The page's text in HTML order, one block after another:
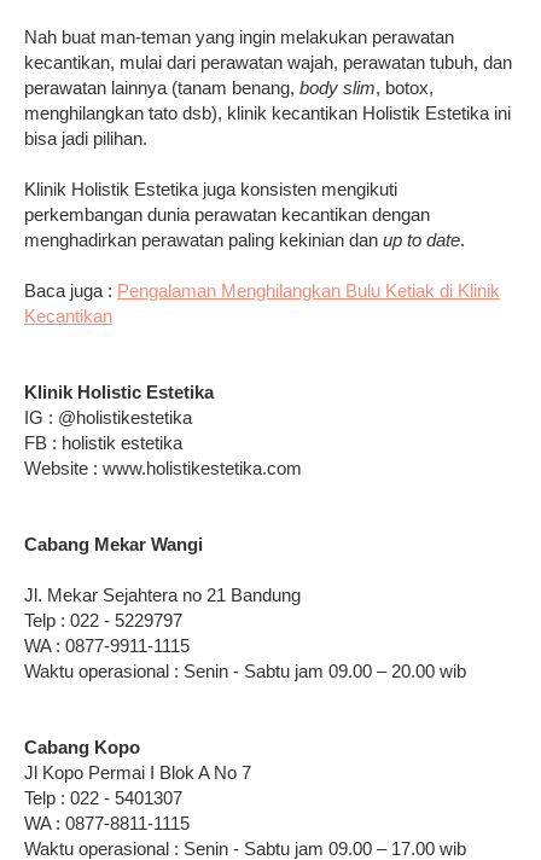
Nah buat man-teman yang ingin melakukan perawatan
kecantikan, mulai dari perawatan wajah, perawatan tubuh, dan
perawatan lainnya (tanam benang, body slim, botox,
menghilangkan tato dsb), klinik kecantikan Holistik Estetika ini
bisa jadi pilihan.
Klinik Holistik Estetika juga konsisten mengikuti
perkembangan dunia perawatan kecantikan dengan
menghadirkan perawatan paling kekinian dan up to date.
Baca juga : Pengalaman Menghilangkan Bulu Ketiak di Klinik
Kecantikan
Klinik Holistic Estetika
IG : @holistikestetika
FB : holistik estetika
Website : www.holistikestetika.com
Cabang Mekar Wangi
Jl. Mekar Sejahtera no 21 Bandung
Telp : 022 - 5229797
WA : 0877-9911-1115
Waktu operasional : Senin - Sabtu jam 09.00 – 20.00 wib
Cabang Kopo
Jl Kopo Permai I Blok A No 7
Telp : 022 - 5401307
WA : 0877-8811-1115
Waktu operasional : Senin - Sabtu jam 09.00 – 17.00 wib